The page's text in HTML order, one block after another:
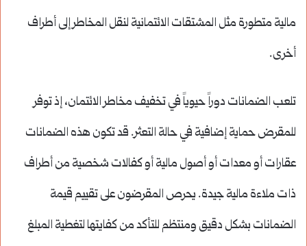
مالية متطورة مثل المشتقات الائتمانية لنقل المخاطر إلى أطراف
أخرى.
تلعب الضمانات دوراً حيوياً في تخفيف مخاطر الائتمان، إذ توفر
للمقرض حماية إضافية في حالة التعثر. قد تكون هذه الضمانات
عقارات أو معدات أو أصول مالية أو كفالات شخصية من أطراف
ذات ملاءة مالية جيدة. يحرص المقرضون على تقييم قيمة
الضمانات بشكل دقيق ومنتظم للتأكد من كفايتها لتغطية المبلغ